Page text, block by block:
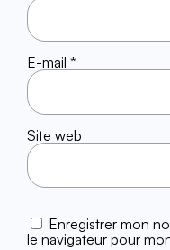
E-mail *
Site web
Enregistrer mon
le navigateur pour